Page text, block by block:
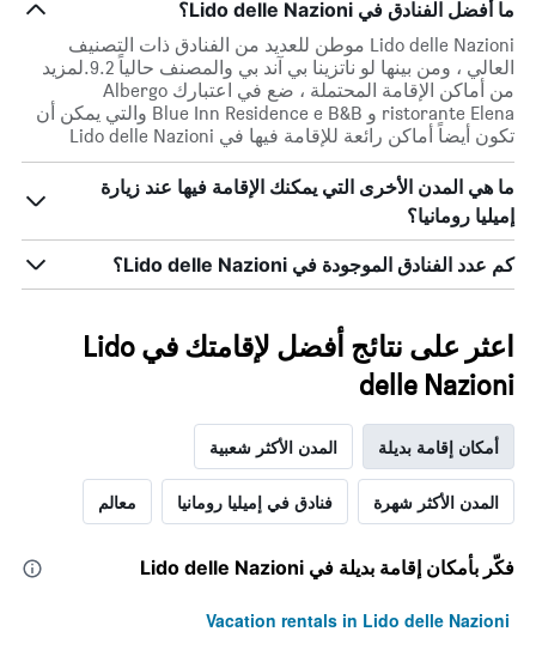
أيام
الأسبوع.
يتضمن
المخطط
التالي
1
محور
الذي
يعرض
متوسط
سعر
غرفة
ما أفضل الفنادق في Lido delle Nazioni؟
Lido delle Nazioni موطن للعديد من الفنادق ذات التصنيف
العالي ، ومن بينها لو ناتزينا بي آند بي والمصنف حالياً 9.2.لمزيد
من أماكن الإقامة المحتملة ، ضع في اعتبارك Albergo
ristorante Elena و Blue Inn Residence e B&B والتي يمكن أن
تكون أيضاً أماكن رائعة للإقامة فيها في Lido delle Nazioni
ما هي المدن الأخرى التي يمكنك الإقامة فيها عند زيارة
إميليا رومانيا؟
كم عدد الفنادق الموجودة في Lido delle Nazioni؟
اعثر على نتائج أفضل لإقامتك في Lido
delle Nazioni
أمكان إقامة بديلة المدن الأكثر شعبية
المدن الأكثر شهرة فنادق في إميليا رومانيا معالم
فكّر بأمكان إقامة بديلة في Lido delle Nazioni
Vacation rentals in Lido delle Nazioni